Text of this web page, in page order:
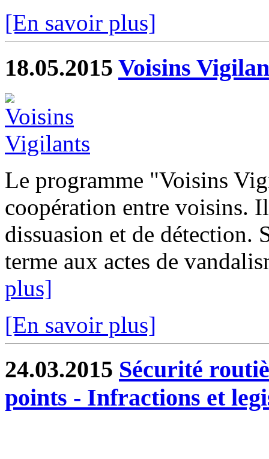
[En savoir plus]
18.05.2015 Voisins
Le programme "Voisins
coopération entre voisins.
dissuasion et de détection.
terme aux actes de
plus]
[En savoir plus]
24.03.2015 Sécurité
points - Infractions et